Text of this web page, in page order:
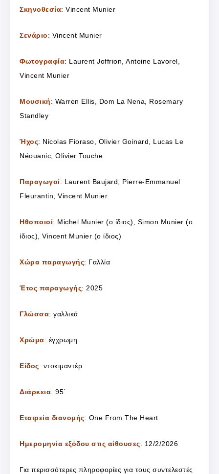
Σκηνοθεσία: Vincent Munier
Σενάριο: Vincent Munier
Φωτογραφία: Laurent Joffrion, Antoine Lavorel,
Vincent Munier
Μουσική: Warren Ellis, Dom La Nena, Rosemary
Standley
Ήχος: Nicolas Fioraso, Olivier Goinard, Lucas Le
Néouanic, Olivier Touche
Παραγωγοί: Laurent Baujard, Pierre-Emmanuel
Fleurantin, Vincent Munier
Ηθοποιοί: Michel Munier (ο ίδιος), Simon Munier (ο
ίδιος), Vincent Munier (ο ίδιος)
Χώρα παραγωγής: Γαλλία
Έτος παραγωγής: 2025
Γλώσσα: γαλλικά
Χρώμα: έγχρωμη
Είδος: ντοκιμαντέρ
Διάρκεια: 95΄
Εταιρεία διανομής: One From The Heart
Ημερομηνία εξόδου στις αίθουσες: 12/2/2026
Για περισσότερες πληροφορίες για τους συντελεστές